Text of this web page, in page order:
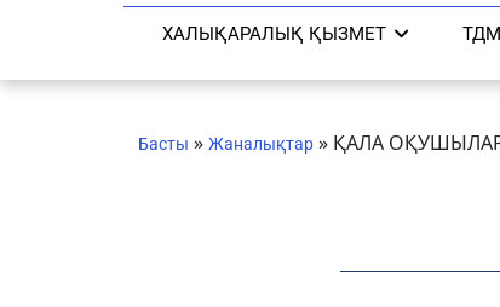
ХАЛЫҚАРАЛЫҚ ҚЫЗМЕТ ТДМ
Басты » Жаналықтар » ҚАЛА